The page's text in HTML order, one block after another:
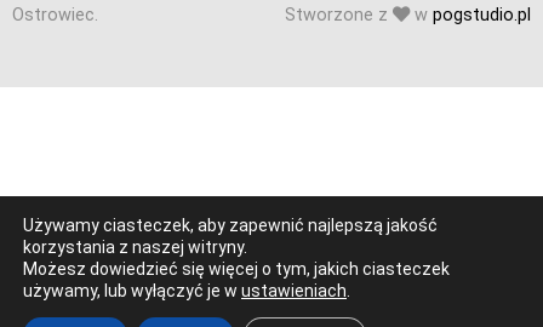
Ostrowiec.
Stworzone z w pogstudio.pl
Używamy ciasteczek, aby zapewnić najlepszą jakość
korzystania z naszej witryny.
Możesz dowiedzieć się więcej o tym, jakich ciasteczek
używamy, lub wyłączyć je w ustawieniach